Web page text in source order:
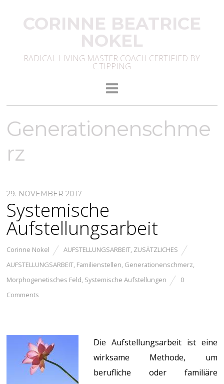
CORINNE BEATRICE
NOKEL
RADICAL LIVING MASTER COACH CERTIFIED BY
C.TIPPING
Generationenschme
rz
29. NOVEMBER 2017
Systemische
Aufstellungsarbeit
Corinne Nokel AUFSTELLUNGSARBEIT, ZUSÄTZLICHES
AUFSTELLUNGSARBEIT, Familienstellen, Generationenschmerz,
Morphogenetisches Feld, Systemische Aufstellungen
0
Comments
Die Aufstellungsarbeit ist eine
wirksame Methode, um
berufliche oder familiäre